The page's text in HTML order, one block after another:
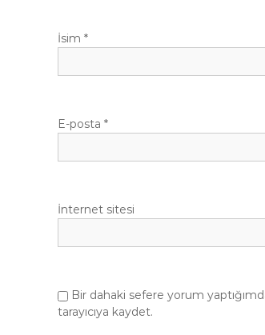
İsim *
E-posta *
İnternet sitesi
Bir dahaki sefere yorum
tarayıcıya kaydet.